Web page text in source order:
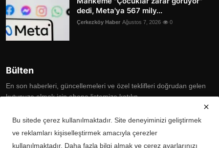
dedi, Meta'ya 567 mily...
Çerkezköy Haber Ağustos 7, 2026 0
Bülten
En son haberleri, güncellemeleri ve özel teklifleri doğrudan gelen
kutunuza almak için abone listemize katılın
Subscribe
Bu sitede çerez kullanılmaktadır. Site deneyiminizi geliştirmek
ve reklamları kişiselleştirmek amacıyla çerezler
kullanılmaktadır. Daha fazla bilgi almak ve çerez ayarlarınızı